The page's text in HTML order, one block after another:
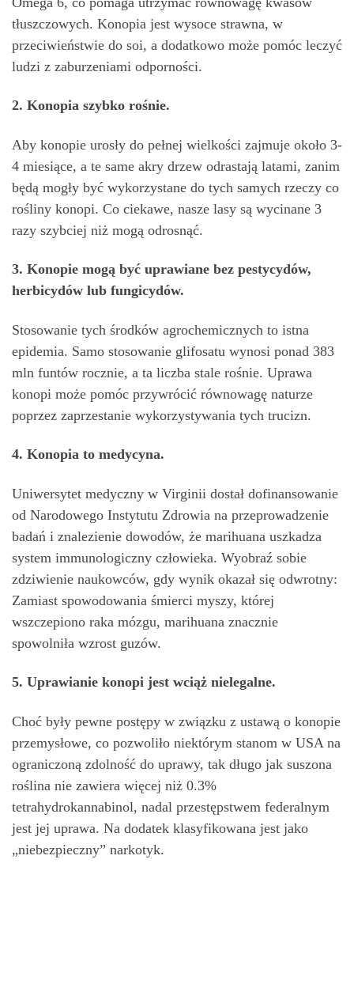
tłuszczowych. Konopia jest wysoce strawna, w
przeciwieństwie do soi, a dodatkowo może pomóc leczyć
ludzi z zaburzeniami odporności.
2. Konopia szybko rośnie.
Aby konopie urosły do pełnej wielkości zajmuje około 3-
4 miesiące, a te same akry drzew odrastają latami, zanim
będą mogły być wykorzystane do tych samych rzeczy co
rośliny konopi. Co ciekawe, nasze lasy są wycinane 3
razy szybciej niż mogą odrosnąć.
3. Konopie mogą być uprawiane bez pestycydów,
herbicydów lub fungicydów.
Stosowanie tych środków agrochemicznych to istna
epidemia. Samo stosowanie glifosatu wynosi ponad 383
mln funtów rocznie, a ta liczba stale rośnie. Uprawa
konopi może pomóc przywrócić równowagę naturze
poprzez zaprzestanie wykorzystywania tych trucizn.
4. Konopia to medycyna.
Uniwersytet medyczny w Virginii dostał dofinansowanie
od Narodowego Instytutu Zdrowia na przeprowadzenie
badań i znalezienie dowodów, że marihuana uszkadza
system immunologiczny człowieka. Wyobraź sobie
zdziwienie naukowców, gdy wynik okazał się odwrotny:
Zamiast spowodowania śmierci myszy, której
wszczepiono raka mózgu, marihuana znacznie
spowolniła wzrost guzów.
5. Uprawianie konopi jest wciąż nielegalne.
Choć były pewne postępy w związku z ustawą o konopie
przemysłowe, co pozwoliło niektórym stanom w USA na
ograniczoną zdolność do uprawy, tak długo jak suszona
roślina nie zawiera więcej niż 0.3%
tetrahydrokannabinol, nadal przestępstwem federalnym
jest jej uprawa. Na dodatek klasyfikowana jest jako
„niebezpieczny” narkotyk.